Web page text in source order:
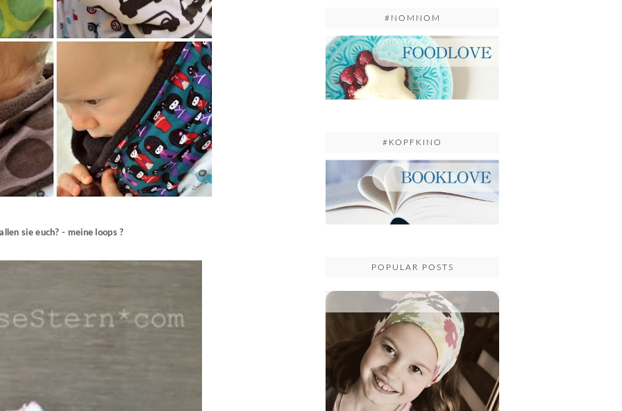
sie euch? - meine loops ?
#NOMNOM
#KOPFKINO
POPULAR POSTS
...